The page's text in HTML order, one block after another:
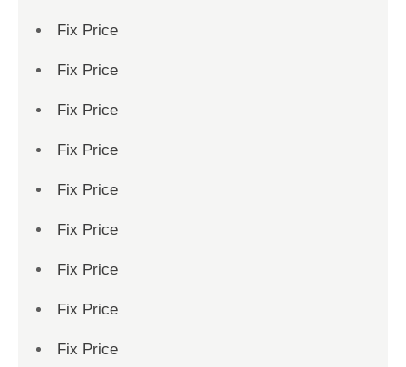
Fix Price
Fix Price
Fix Price
Fix Price
Fix Price
Fix Price
Fix Price
Fix Price
Fix Price